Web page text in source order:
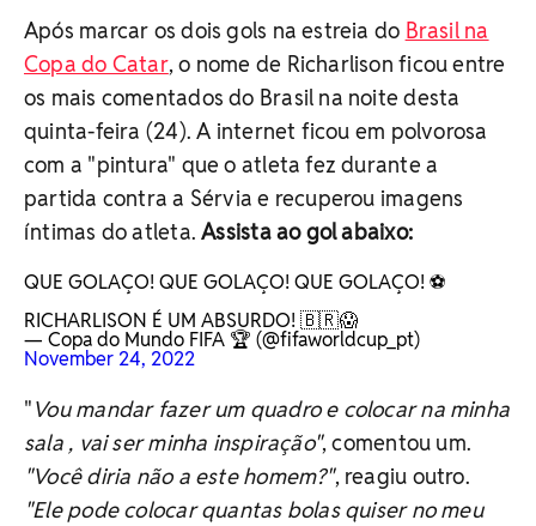
Após marcar os dois gols na estreia do Brasil na
Copa do Catar, o nome de Richarlison ficou entre
os mais comentados do Brasil na noite desta
quinta-feira (24). A internet ficou em polvorosa
com a "pintura" que o atleta fez durante a
partida contra a Sérvia e recuperou imagens
íntimas do atleta.Assista ao gol abaixo:
QUE GOLAÇO! QUE GOLAÇO! QUE GOLAÇO! ⚽
RICHARLISON É UM ABSURDO! 🇧🇷😱
— Copa do Mundo FIFA 🏆 (@fifaworldcup_pt)
November 24, 2022
"Vou mandar fazer um quadro e colocar na minha
sala , vai ser minha inspiração", comentou um.
"Você diria não a este homem?", reagiu outro.
"Ele pode colocar quantas bolas quiser no meu